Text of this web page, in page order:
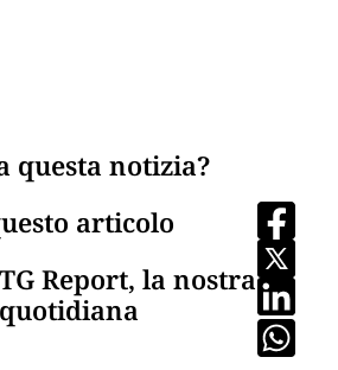
questa notizia?
articolo
Report, la nostra